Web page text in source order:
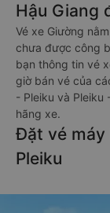
Hậu Giang
Vé xe Giường
chưa được công
bạn thông tin vé
giờ bán vé của
- Pleiku và Pleiku
hãng xe.
Đặt vé máy
Pleiku